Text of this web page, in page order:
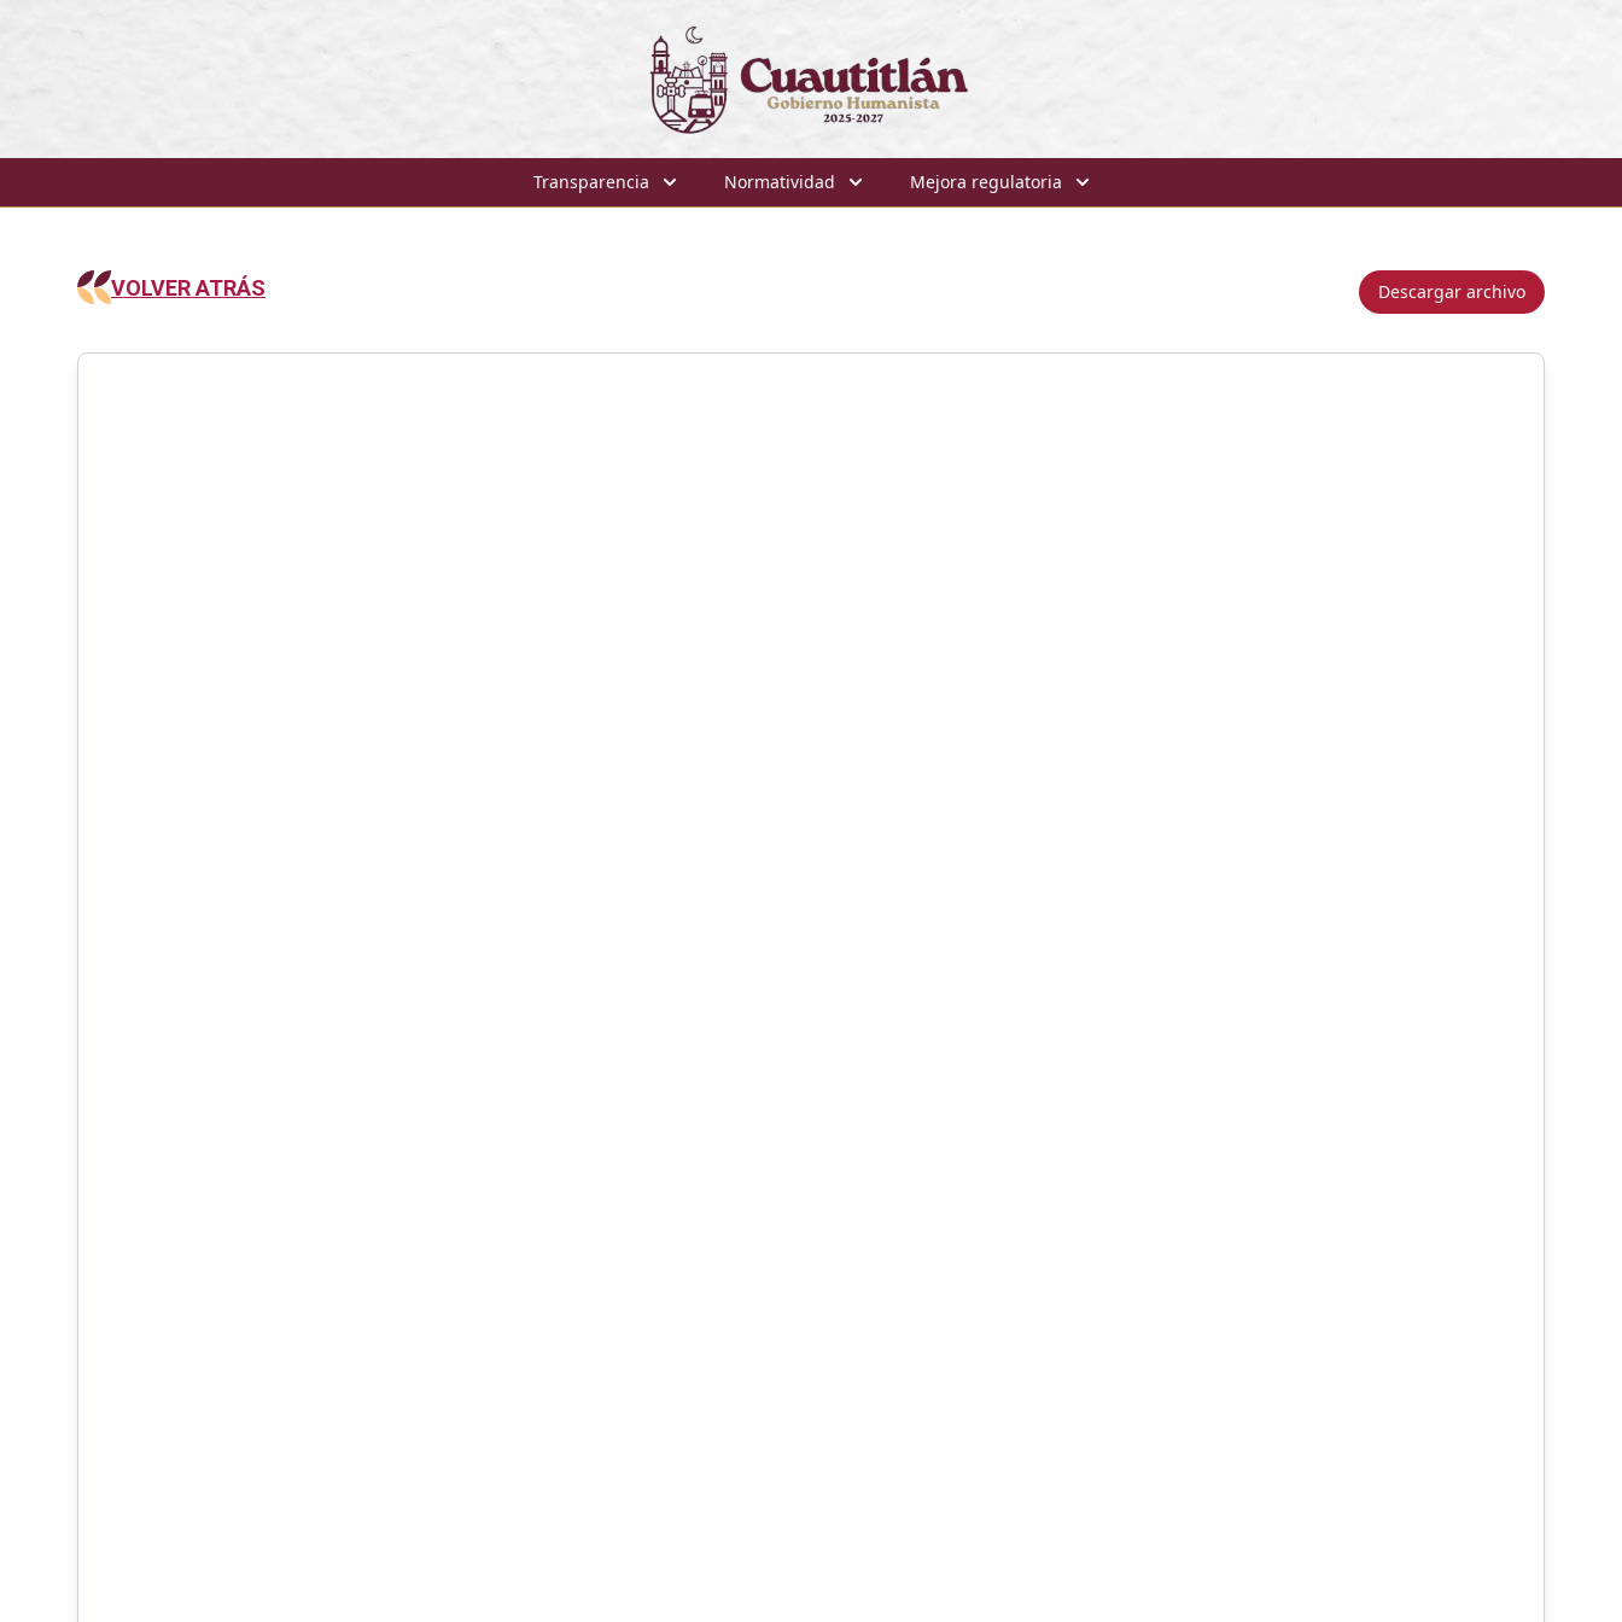
Transparencia Normatividad Mejora regulatoria
VOLVER ATRÁS Descargar archivo